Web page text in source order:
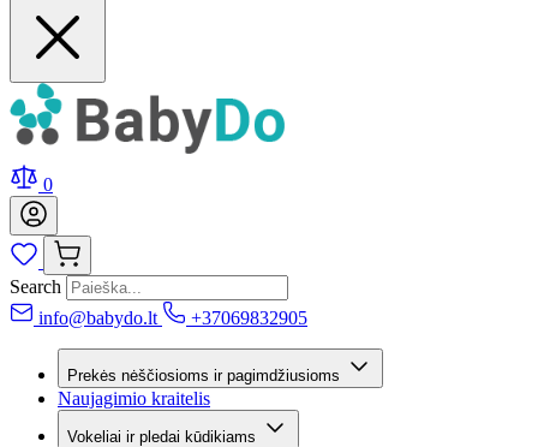
0
Search
info@babydo.lt
+37069832905
Prekės nėščiosioms ir pagimdžiusioms
Naujagimio kraitelis
Vokeliai ir pledai kūdikiams